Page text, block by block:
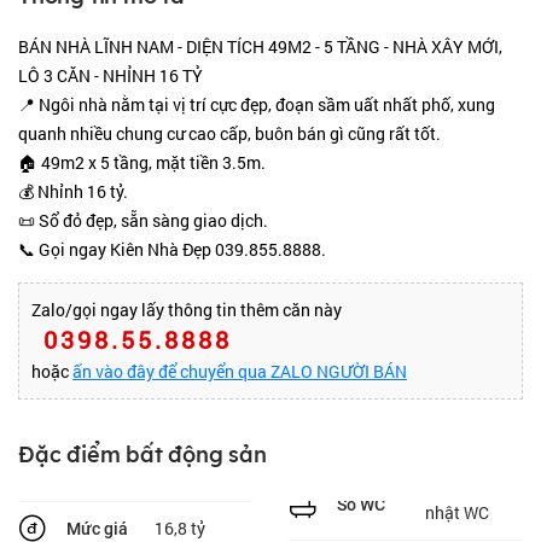
BÁN NHÀ LĨNH NAM - DIỆN TÍCH 49M2 - 5 TẦNG - NHÀ XÂY MỚI,
LÔ 3 CĂN - NHỈNH 16 TỶ
📍 Ngôi nhà nằm tại vị trí cực đẹp, đoạn sầm uất nhất phố, xung
quanh nhiều chung cư cao cấp, buôn bán gì cũng rất tốt.
🏠 49m2 x 5 tầng, mặt tiền 3.5m.
💰 Nhỉnh 16 tỷ.
📜 Sổ đỏ đẹp, sẵn sàng giao dịch.
📞 Gọi ngay Kiên Nhà Đẹp 039.855.8888.
Zalo/gọi ngay lấy thông tin thêm căn này
0398.55.8888
hoặcấn vào đây để chuyển qua ZALO NGƯỜI BÁN
Đặc điểm bất động sản
Mức giá 16,8 tỷ
Số WC nhật WC